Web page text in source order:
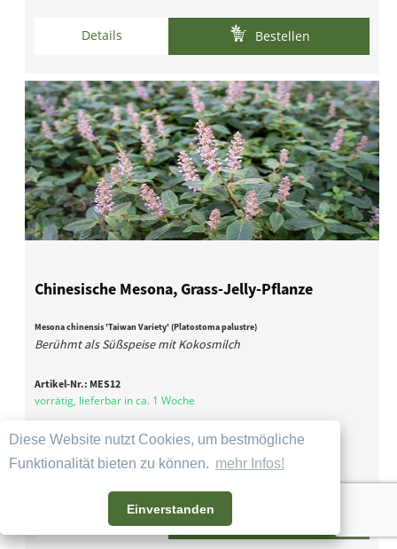
Diese Website nutzt Cookies, um bestmögliche
Funktionalität bieten zu können. mehr Infos!
Einverstanden
Details Bestellen
Chinesische Mesona, Grass-Jelly-Pflanze
Mesona chinensis 'Taiwan Variety' (Platostoma palustre)
Berühmt als Süßspeise mit Kokosmilch
Artikel-Nr.: MES12
vorrätig, lieferbar in ca. 1 Woche
6,80 € *
Details